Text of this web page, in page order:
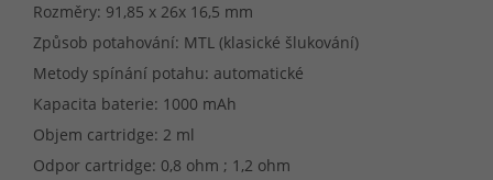
Rozměry: 91,85 x 26x 16,5 mm
Způsob potahování: MTL (klasické šlukování)
Metody spínání potahu: automatické
Kapacita baterie: 1000 mAh
Objem cartridge: 2 ml
Odpor cartridge: 0,8 ohm ; 1,2 ohm